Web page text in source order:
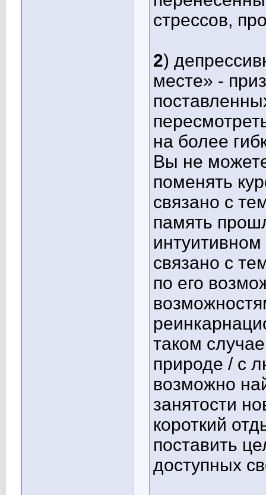
стрессов,
2)
месте» -
на более
Вы не
поменять
связано с
память
связано с
по его
таком
природе / с
возможно
занятости
короткий
поставить
доступных